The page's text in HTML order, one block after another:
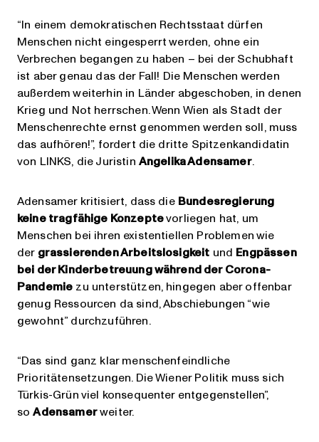
“In einem demokratischen Rechtsstaat dürfen
Menschen nicht eingesperrt werden, ohne ein
Verbrechen begangen zu haben – bei der Schubhaft
ist aber genau das der Fall! Die Menschen werden
außerdem weiterhin in Länder abgeschoben, in denen
Krieg und Not herrschen. Wenn Wien als Stadt der
Menschenrechte ernst genommen werden soll, muss
das aufhören!”, fordert die dritte Spitzenkandidatin
von LINKS, die Juristin Angelika Adensamer.
Adensamer kritisiert, dass die Bundesregierung
keine tragfähige Konzeptevorliegen hat, um
Menschen bei ihren existentiellen Problemen wie
der grassierenden Arbeitslosigkeit und Engpässen
bei der Kinderbetreuung während der Corona-
Pandemie zu unterstützen, hingegen aber offenbar
genug Ressourcen da sind, Abschiebungen “wie
gewohnt” durchzuführen.
“Das sind ganz klar menschenfeindliche
Prioritätensetzungen. Die Wiener Politik muss sich
Türkis-Grün viel konsequenter entgegenstellen”,
soAdensamerweiter.